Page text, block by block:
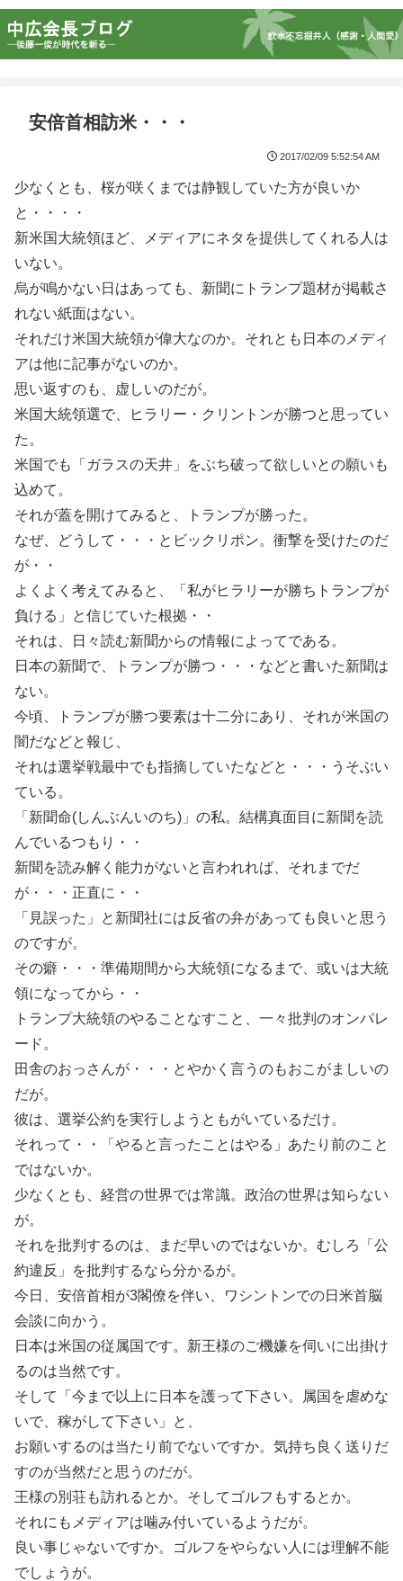
安倍首相訪米・・・
2017/02/09 5:52:54 AM
少なくとも、桜が咲くまでは静観していた方が良いか
と・・・・
新米国大統領ほど、メディアにネタを提供してくれる人は
いない。
烏が鳴かない日はあっても、新聞にトランプ題材が掲載さ
れない紙面はない。
それだけ米国大統領が偉大なのか。それとも日本のメディ
アは他に記事がないのか。
思い返すのも、虚しいのだが。
米国大統領選で、ヒラリー・クリントンが勝つと思ってい
た。
米国でも「ガラスの天井」をぶち破って欲しいとの願いも
込めて。
それが蓋を開けてみると、トランプが勝った。
なぜ、どうして・・・とビックリポン。衝撃を受けたのだ
が・・
よくよく考えてみると、「私がヒラリーが勝ちトランプが
負ける」と信じていた根拠・・
それは、日々読む新聞からの情報によってである。
日本の新聞で、トランプが勝つ・・・などと書いた新聞は
ない。
今頃、トランプが勝つ要素は十二分にあり、それが米国の
闇だなどと報じ、
それは選挙戦最中でも指摘していたなどと・・・うそぶい
ている。
「新聞命(しんぶんいのち)」の私。結構真面目に新聞を読
んでいるつもり・・
新聞を読み解く能力がないと言われれば、それまでだ
が・・・正直に・・
「見誤った」と新聞社には反省の弁があっても良いと思う
のですが。
その癖・・・準備期間から大統領になるまで、或いは大統
領になってから・・
トランプ大統領のやることなすこと、一々批判のオンパレ
ード。
田舎のおっさんが・・・とやかく言うのもおこがましいの
だが。
彼は、選挙公約を実行しようともがいているだけ。
それって・・「やると言ったことはやる」あたり前のこと
ではないか。
少なくとも、経営の世界では常識。政治の世界は知らない
が。
それを批判するのは、まだ早いのではないか。むしろ「公
約違反」を批判するなら分かるが。
今日、安倍首相が3閣僚を伴い、ワシントンでの日米首脳
会談に向かう。
日本は米国の従属国です。新王様のご機嫌を伺いに出掛け
るのは当然です。
そして「今まで以上に日本を護って下さい。属国を虐めな
いで、稼がして下さい」と、
お願いするのは当たり前でないですか。気持ち良く送りだ
すのが当然だと思うのだが。
王様の別荘も訪れるとか。そしてゴルフもするとか。
それにもメディアは噛み付いているようだが。
良い事じゃないですか。ゴルフをやらない人には理解不能
でしょうが。